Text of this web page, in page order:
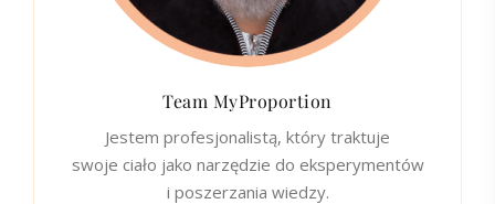
Team MyProportion
Jestem profesjonalistą, który traktuje
swoje ciało jako narzędzie do eksperymentów
i poszerzania wiedzy.